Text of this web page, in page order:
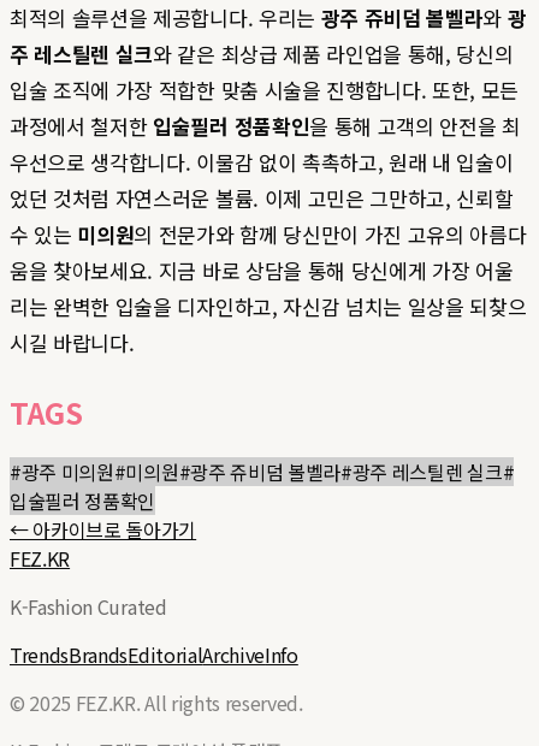
최적의 솔루션을 제공합니다. 우리는 광주 쥬비덤 볼벨라와 광
주 레스틸렌 실크와 같은 최상급 제품 라인업을 통해, 당신의
입술 조직에 가장 적합한 맞춤 시술을 진행합니다. 또한, 모든
과정에서 철저한 입술필러 정품확인을 통해 고객의 안전을 최
우선으로 생각합니다. 이물감 없이 촉촉하고, 원래 내 입술이
었던 것처럼 자연스러운 볼륨. 이제 고민은 그만하고, 신뢰할
수 있는 미의원의 전문가와 함께 당신만이 가진 고유의 아름다
움을 찾아보세요. 지금 바로 상담을 통해 당신에게 가장 어울
리는 완벽한 입술을 디자인하고, 자신감 넘치는 일상을 되찾으
시길 바랍니다.
TAGS
#광주 미의원#미의원#광주 쥬비덤 볼벨라#광주 레스틸렌 실크#
입술필러 정품확인
← 아카이브로 돌아가기
FEZ.KR
K-Fashion Curated
TrendsBrandsEditorialArchiveInfo
© 2025 FEZ.KR. All rights reserved.